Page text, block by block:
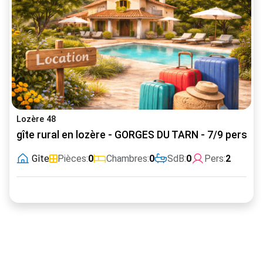
Lozère 48
gîte rural en lozère - GORGES DU TARN - 7/9
Gîte Pièces:0 Chambres:0 SdB:0 Pers:2